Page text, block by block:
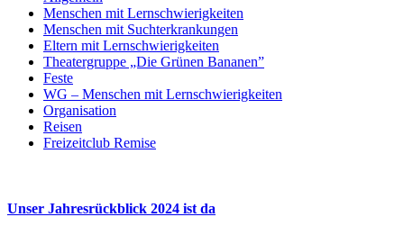
Menschen mit Lernschwierigkeiten
Menschen mit Suchterkrankungen
Eltern mit Lernschwierigkeiten
Theatergruppe „Die Grünen Bananen”
Feste
WG – Menschen mit Lernschwierigkeiten
Organisation
Reisen
Freizeitclub Remise
Unser Jahresrückblick 2024 ist da